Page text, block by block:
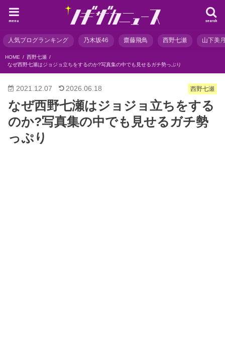
search
menu
人気ブログランキング 乃木坂46 齋藤飛鳥 西野七瀬 山下美
HOME
西野七瀬
なぜ西野七瀬はジョジョ立ちをするのか?写真集の中でも見せるガチ勢っぷり
西野七瀬
2021.12.07 2026.06.18
なぜ西野七瀬はジョジョ立ちをする
のか?写真集の中でも見せるガチ勢
っぷり